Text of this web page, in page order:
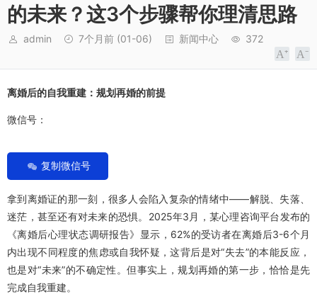
的未来？这3个步骤帮你理清思路
admin 7个月前 (01-06) 新闻中心 372
离婚后的自我重建：规划再婚的前提
微信号：
复制微信号
拿到离婚证的那一刻，很多人会陷入复杂的情绪中——解脱、失落、
迷茫，甚至还有对未来的恐惧。2025年3月，某心理咨询平台发布的
《离婚后心理状态调研报告》显示，62%的受访者在离婚后3-6个月
内出现不同程度的焦虑或自我怀疑，这背后是对“失去”的本能反应，
也是对“未来”的不确定性。但事实上，规划再婚的第一步，恰恰是先
完成自我重建。